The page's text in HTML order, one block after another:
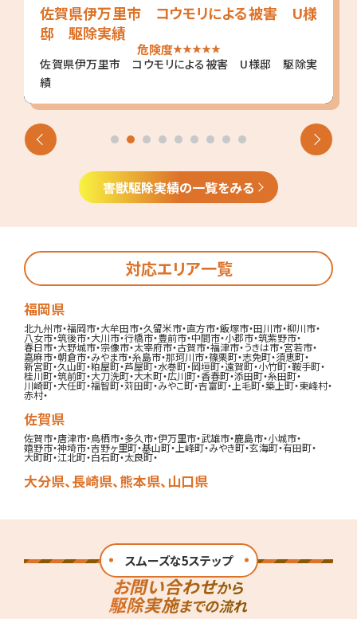
佐賀県伊万里市 コウモリによる被害 U様
邸 駆除実績
危険度
佐賀県伊万里市 コウモリによる被害 U様邸 駆除実
績
害獣駆除実績の一覧をみる
対応エリア一覧
福岡県
北九州市・福岡市・大牟田市・久留米市・直方市・飯塚市・田川市・柳川市・
八女市・筑後市・大川市・行橋市・豊前市・中間市・小郡市・筑紫野市・
春日市・大野城市・宗像市・太宰府市・古賀市・福津市・うきは市・宮若市・
嘉麻市・朝倉市・みやま市・糸島市・那珂川市・篠栗町・志免町・須恵町・
新宮町・久山町・粕屋町・芦屋町・水巻町・岡垣町・遠賀町・小竹町・鞍手町・
桂川町・筑前町・大刀洗町・大木町・広川町・香春町・添田町・糸田町・
川崎町・大任町・福智町・苅田町・みやこ町・吉富町・ 上毛町・築上町・東峰村・
赤村・
佐賀県
佐賀市・唐津市・鳥栖市・多久市・伊万里市・武雄市・鹿島市・小城市・
嬉野市・神埼市・吉野ヶ里町・基山町・上峰町・みやき町・玄海町・有田町・
大町町・江北町・白石町・太良町・
大分県、長崎県、熊本県、山口県
スムーズな5ステップ
お問い合わせから
駆除実施までの流れ